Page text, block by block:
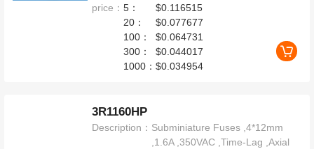
price：5：
$0.116515
20：
$0.077677
100：
$0.064731
300：
$0.044017
1000：$0.034954
3R1160HP
Description： Subminiature Fuses ,4*12mm
,1.6A ,350VAC ,Time-Lag ,Axial